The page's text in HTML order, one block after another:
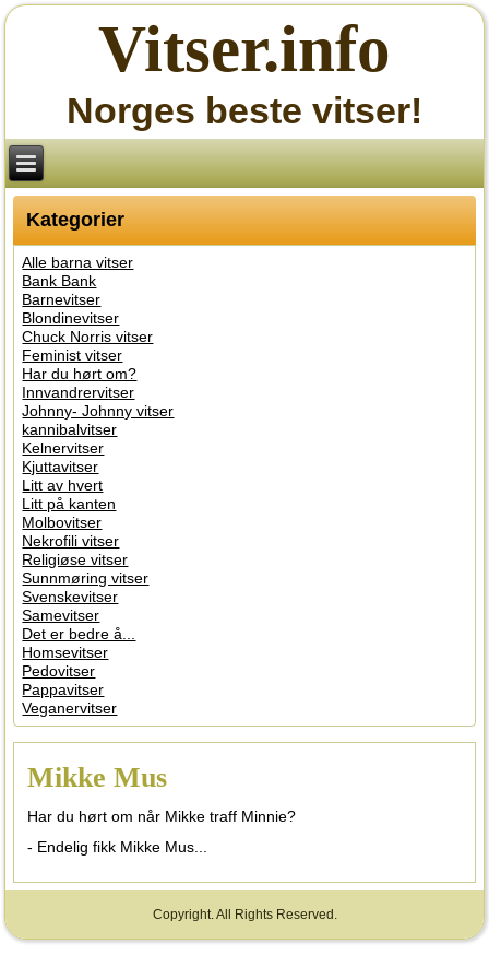
Vitser.info
Norges beste vitser!
Kategorier
Alle barna vitser
Bank Bank
Barnevitser
Blondinevitser
Chuck Norris vitser
Feminist vitser
Har du hørt om?
Innvandrervitser
Johnny- Johnny vitser
kannibalvitser
Kelnervitser
Kjuttavitser
Litt av hvert
Litt på kanten
Molbovitser
Nekrofili vitser
Religiøse vitser
Sunnmøring vitser
Svenskevitser
Samevitser
Det er bedre å...
Homsevitser
Pedovitser
Pappavitser
Veganervitser
Mikke Mus
Har du hørt om når Mikke traff Minnie?
- Endelig fikk Mikke Mus...
Copyright. All Rights Reserved.